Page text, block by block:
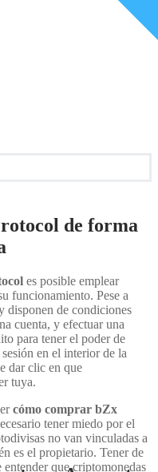
de forma
es posible emplear
funcionamiento. Pese a
disponen de condiciones
cuenta, y efectuar una
para tener el poder de
en el interior de la
dar clic en que
tuya.
cómo comprar bZx
tener miedo por el
no van vinculadas a
es el propietario. Tener de
que criptomonedas